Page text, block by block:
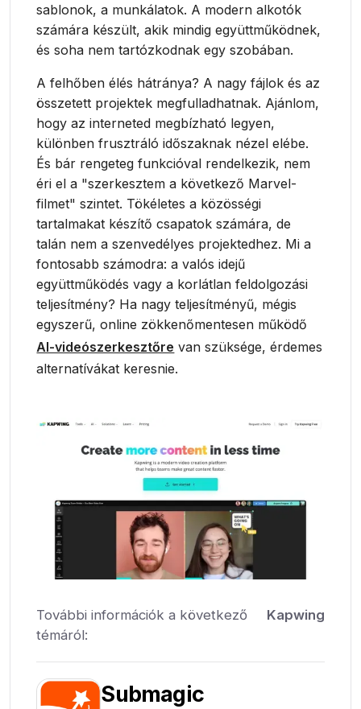
sablonok, a munkálatok. A modern alkotók
számára készült, akik mindig együttműködnek,
és soha nem tartózkodnak egy szobában.
A felhőben élés hátránya? A nagy fájlok és az
összetett projektek megfulladhatnak. Ajánlom,
hogy az interneted megbízható legyen,
különben frusztráló időszaknak nézel elébe.
És bár rengeteg funkcióval rendelkezik, nem
éri el a "szerkesztem a következő Marvel-
filmet" szintet. Tökéletes a közösségi
tartalmakat készítő csapatok számára, de
talán nem a szenvedélyes projektedhez. Mi a
fontosabb számodra: a valós idejű
együttműködés vagy a korlátlan feldolgozási
teljesítmény? Ha nagy teljesítményű, mégis
egyszerű, online zökkenőmentesen működő
AI-videószerkesztőre van szüksége, érdemes
alternatívákat keresnie.
További információk a következő
témáról:
Kapwing
Submagic